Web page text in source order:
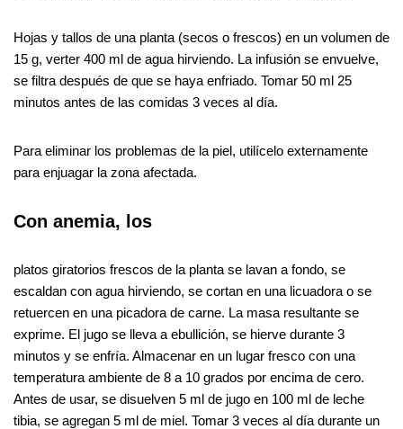
Hojas y tallos de una planta (secos o frescos) en un volumen de
15 g, verter 400 ml de agua hirviendo. La infusión se envuelve,
se filtra después de que se haya enfriado. Tomar 50 ml 25
minutos antes de las comidas 3 veces al día.
Para eliminar los problemas de la piel, utilícelo externamente
para enjuagar la zona afectada.
Con anemia, los
platos giratorios frescos de la planta se lavan a fondo, se
escaldan con agua hirviendo, se cortan en una licuadora o se
retuercen en una picadora de carne. La masa resultante se
exprime. El jugo se lleva a ebullición, se hierve durante 3
minutos y se enfría. Almacenar en un lugar fresco con una
temperatura ambiente de 8 a 10 grados por encima de cero.
Antes de usar, se disuelven 5 ml de jugo en 100 ml de leche
tibia, se agregan 5 ml de miel. Tomar 3 veces al día durante un